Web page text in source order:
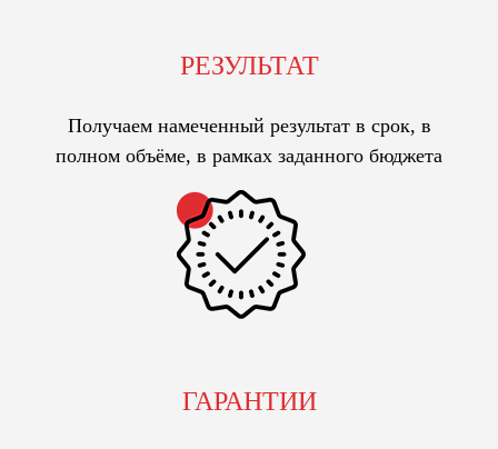
РЕЗУЛЬТАТ
Получаем намеченный результат в срок, в
полном объёме, в рамках заданного бюджета
ГАРАНТИИ